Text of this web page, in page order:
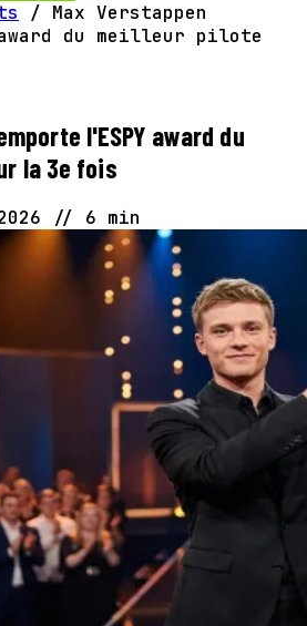
/ Max Verstappen
du meilleur pilote
l'ESPY award du
la 3e fois
// 6 min